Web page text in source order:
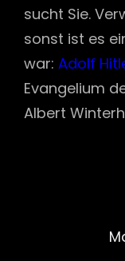
sucht Sie.
sonst ist es
war: Adolf
Evangelium
Albert